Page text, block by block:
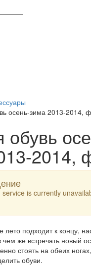
осень-зима 2013-2014,
обувь
2014,
is currently
лето подходит к концу,
же встречать новый
стоять на обеих
обуви.